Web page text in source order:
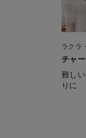
ラクラ
チャ
難し
りに